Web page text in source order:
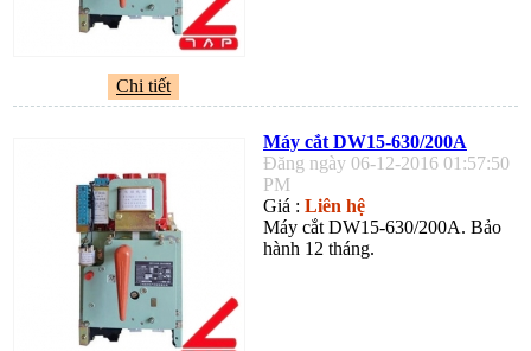
Chi tiết
Máy cắt DW15-630/200A
Đăng ngày 06-12-2016 01:57:50
PM
Giá : Liên hệ
Máy cắt DW15-630/200A. Bảo
hành 12 tháng.